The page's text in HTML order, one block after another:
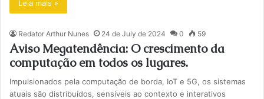
Leia mais »
Redator Arthur Nunes 24 de July de 2024 0 59
Aviso Megatendência: O crescimento da
computação em todos os lugares.
Impulsionados pela computação de borda, IoT e 5G, os sistemas
atuais são distribuídos, sensíveis ao contexto e interativos